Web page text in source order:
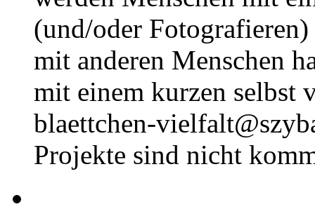
(und/oder
mit anderen Menschen
mit einem kurzen selbst
blaettchen-
Projekte sind nicht